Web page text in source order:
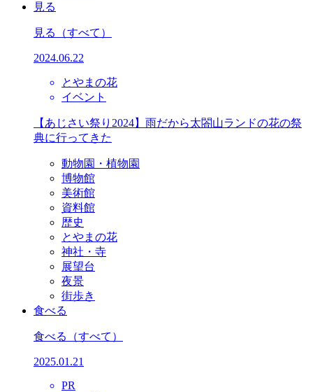
見る
見る （すべて）
2024.06.22
とやまの花
イベント
【あじさい祭り2024】雨だから太閤山ランドの花の祭
典に行ってきた
動物園・植物園
博物館
美術館
資料館
歴史
とやまの花
神社・寺
展望台
夜景
街歩き
食べる
食べる （すべて）
2025.01.21
PR